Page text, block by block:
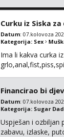
Curku iz Siska
Datum: 07.kolovoza
Kategorija: Sex
Ima li kakva curka
Financirao bi
Datum: 07.kolovoza
Kategorija: Sugar
Uspješan i ozbiljan
zabavu, izlaske,